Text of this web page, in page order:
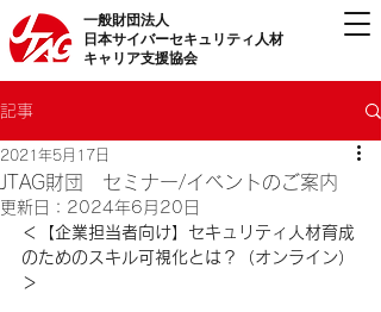
一般財団法人
日本サイバーセキュリティ人材
キャリア支援協会
記事
JTAG財団 セミナー/イベントのご案内
2021年5月17日
更新日： 2024年6月20日
＜【企業担当者向け】セキュリティ人材育成
のためのスキル可視化とは？（オンライン）
＞